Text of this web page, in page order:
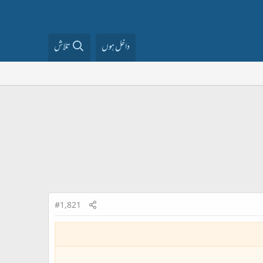
داخل ہوں تلاش
#1,821